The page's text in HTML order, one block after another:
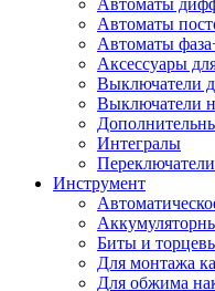
Автоматы
Автоматы
Аксессуары
Выключатели
Выключатели
Интегралы
Переключатели
Инструмент
Биты и
Для монтажа
Для обжима